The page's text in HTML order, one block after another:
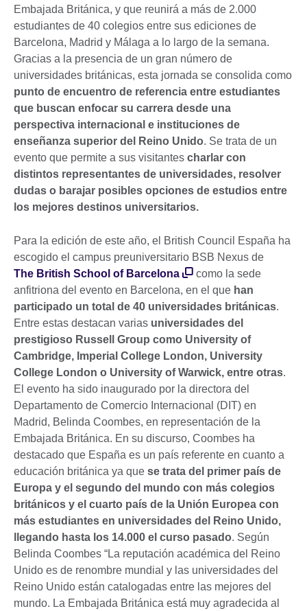
Embajada Británica, y que reunirá a más de 2.000
estudiantes de 40 colegios entre sus ediciones de
Barcelona, Madrid y Málaga a lo largo de la semana.
Gracias a la presencia de un gran número de
universidades británicas, esta jornada se consolida como
punto de encuentro de referencia entre estudiantes
que buscan enfocar su carrera desde una
perspectiva internacional e instituciones de
enseñanza superior del Reino Unido. Se trata de un
evento que permite a sus visitantes charlar con
distintos representantes de universidades, resolver
dudas o barajar posibles opciones de estudios entre
los mejores destinos universitarios.
Para la edición de este año, el British Council España ha
escogido el campus preuniversitario BSB Nexus de
The British School of Barcelona
como la sede
anfitriona del evento en Barcelona, en el que han
participado un total de 40 universidades británicas.
Entre estas destacan varias universidades del
prestigioso Russell Group como University of
Cambridge, Imperial College London, University
College London o University of Warwick, entre otras.
El evento ha sido inaugurado por la directora del
Departamento de Comercio Internacional (DIT) en
Madrid, Belinda Coombes, en representación de la
Embajada Británica. En su discurso, Coombes ha
destacado que España es un país referente en cuanto a
educación británica ya que se trata del primer país de
Europa y el segundo del mundo con más colegios
británicos y el cuarto país de la Unión Europea con
más estudiantes en universidades del Reino Unido,
llegando hasta los 14.000 el curso pasado. Según
Belinda Coombes “La reputación académica del Reino
Unido es de renombre mundial y las universidades del
Reino Unido están catalogadas entre las mejores del
mundo. La Embajada Británica está muy agradecida al